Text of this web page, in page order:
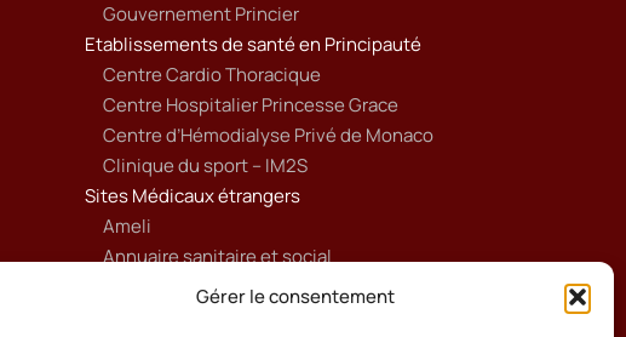
Gérer le consentement
Gouvernement Princier
Etablissements de santé en Principauté
Centre Cardio Thoracique
Centre Hospitalier Princesse Grace
Centre d’Hémodialyse Privé de Monaco
Clinique du sport – IM2S
Sites Médicaux étrangers
Ameli
Annuaire sanitaire et social
Ordre national des médecins français